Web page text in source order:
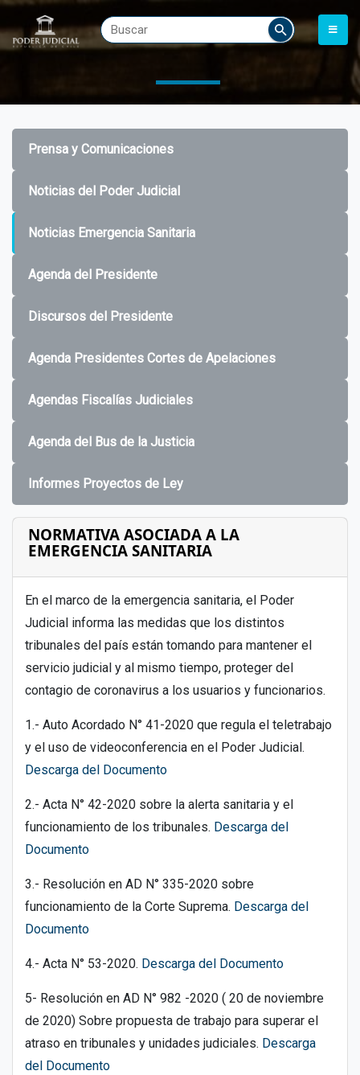
Prensa y Comunicaciones
Noticias del Poder Judicial
Noticias Emergencia Sanitaria
Agenda del Presidente
Discursos del Presidente
Agenda Presidentes Cortes de Apelaciones
Agendas Fiscalías Judiciales
Agenda del Bus de la Justicia
Informes Proyectos de Ley
NORMATIVA ASOCIADA A LA
EMERGENCIA SANITARIA
En el marco de la emergencia sanitaria, el Poder
Judicial informa las medidas que los distintos
tribunales del país están tomando para mantener el
servicio judicial y al mismo tiempo, proteger del
contagio de coronavirus a los usuarios y funcionarios.
1.- Auto Acordado N° 41-2020 que regula el teletrabajo
y el uso de videoconferencia en el Poder Judicial.
Descarga del Documento
2.- Acta N° 42-2020 sobre la alerta sanitaria y el
funcionamiento de los tribunales. Descarga del
Documento
3.- Resolución en AD N° 335-2020 sobre
funcionamiento de la Corte Suprema. Descarga del
Documento
4.- Acta N° 53-2020. Descarga del Documento
5- Resolución en AD N° 982 -2020 ( 20 de noviembre
de 2020) Sobre propuesta de trabajo para superar el
atraso en tribunales y unidades judiciales. Descarga
del Documento